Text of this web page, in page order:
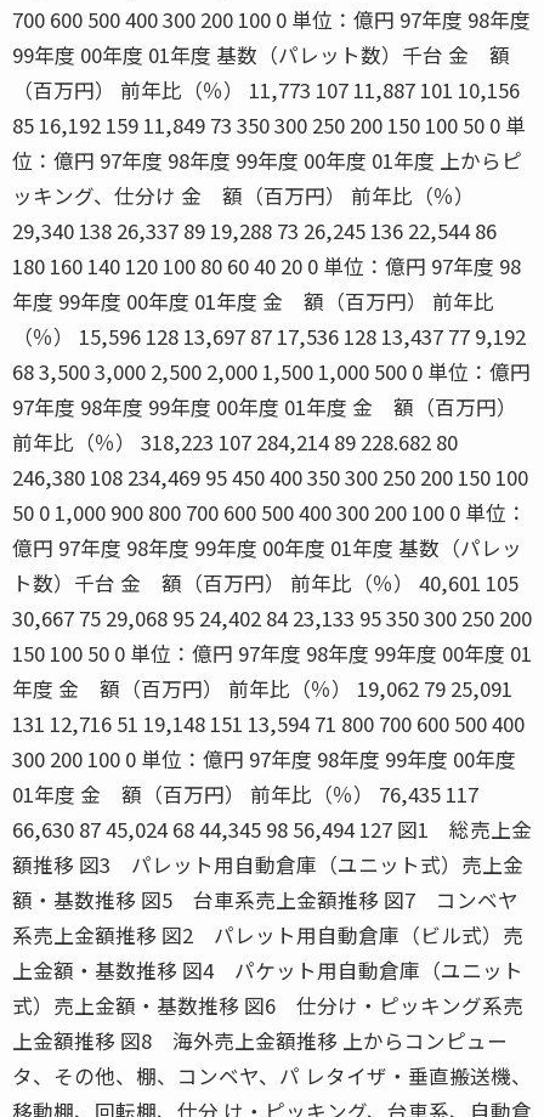
700 600 500 400 300 200 100 0 単位：億円 97年度 98年度
99年度 00年度 01年度 基数（パレット数）千台 金 額
（百万円） 前年比（％） 11,773 107 11,887 101 10,156
85 16,192 159 11,849 73 350 300 250 200 150 100 50 0 単
位：億円 97年度 98年度 99年度 00年度 01年度 上からピ
ッキング、仕分け 金 額（百万円） 前年比（％）
29,340 138 26,337 89 19,288 73 26,245 136 22,544 86
180 160 140 120 100 80 60 40 20 0 単位：億円 97年度 98
年度 99年度 00年度 01年度 金 額（百万円） 前年比
（％） 15,596 128 13,697 87 17,536 128 13,437 77 9,192
68 3,500 3,000 2,500 2,000 1,500 1,000 500 0 単位：億円
97年度 98年度 99年度 00年度 01年度 金 額（百万円）
前年比（％） 318,223 107 284,214 89 228.682 80
246,380 108 234,469 95 450 400 350 300 250 200 150 100
50 0 1,000 900 800 700 600 500 400 300 200 100 0 単位：
億円 97年度 98年度 99年度 00年度 01年度 基数（パレッ
ト数）千台 金 額（百万円） 前年比（％） 40,601 105
30,667 75 29,068 95 24,402 84 23,133 95 350 300 250 200
150 100 50 0 単位：億円 97年度 98年度 99年度 00年度 01
年度 金 額（百万円） 前年比（％） 19,062 79 25,091
131 12,716 51 19,148 151 13,594 71 800 700 600 500 400
300 200 100 0 単位：億円 97年度 98年度 99年度 00年度
01年度 金 額（百万円） 前年比（％） 76,435 117
66,630 87 45,024 68 44,345 98 56,494 127 図1 総売上金
額推移 図3 パレット用自動倉庫（ユニット式）売上金
額・基数推移 図5 台車系売上金額推移 図7 コンベヤ
系売上金額推移 図2 パレット用自動倉庫（ビル式）売
上金額・基数推移 図4 パケット用自動倉庫（ユニット
式）売上金額・基数推移 図6 仕分け・ピッキング系売
上金額推移 図8 海外売上金額推移 上からコンピュー
タ、その他、棚、コンベヤ、パ レタイザ・垂直搬送機、
移動棚、回転棚、仕分 け・ピッキング、台車系、自動倉